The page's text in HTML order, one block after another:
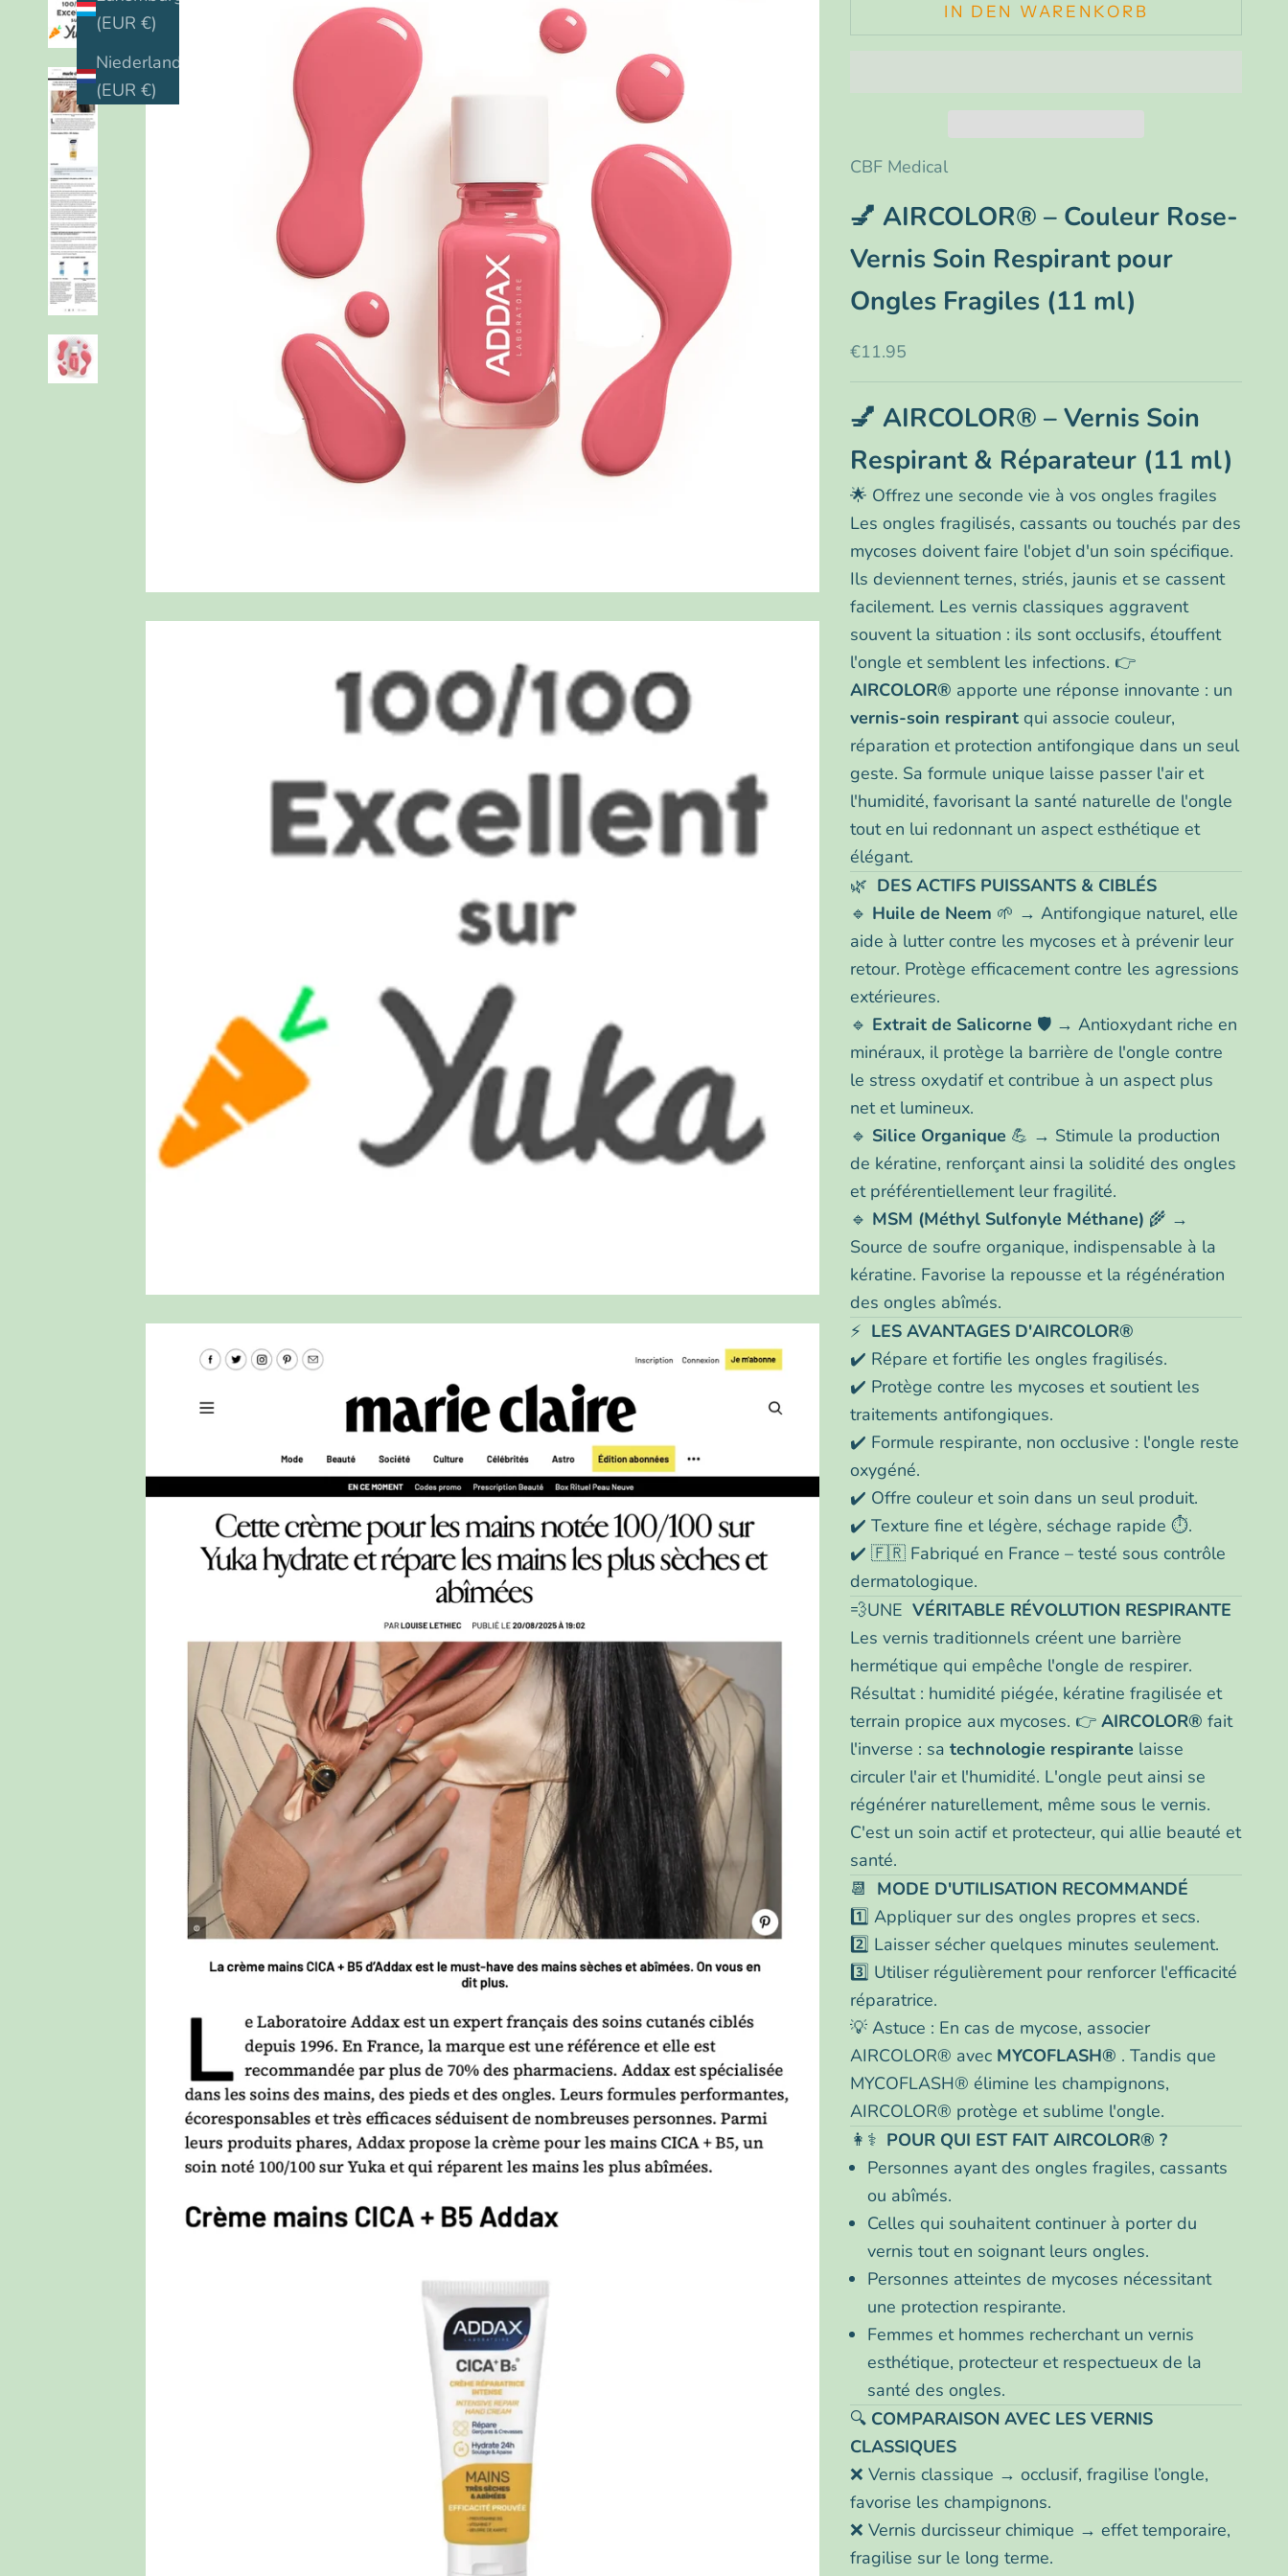
(EUR €)
Niederlande
(EUR €)
IN DEN WARENKORB
CBF Medical
💅 AIRCOLOR® – Couleur Rose-
Vernis Soin Respirant pour
Ongles Fragiles (11 ml)
Angebot
€11.95
💅 AIRCOLOR® – Vernis Soin
Respirant & Réparateur (11 ml)
🌟 Offrez une seconde vie à vos ongles fragiles
Les ongles fragilisés, cassants ou touchés par des
mycoses doivent faire l'objet d'un soin spécifique.
Ils deviennent ternes, striés, jaunis et se cassent
facilement. Les vernis classiques aggravent
souvent la situation : ils sont occlusifs, étouffent
l'ongle et semblent les infections. 👉
AIRCOLOR® apporte une réponse innovante : un
vernis-soin respirant qui associe couleur,
réparation et protection antifongique dans un seul
geste. Sa formule unique laisse passer l'air et
l'humidité, favorisant la santé naturelle de l'ongle
tout en lui redonnant un aspect esthétique et
élégant.
🌿 DES ACTIFS PUISSANTS & CIBLÉS
🔹 Huile de Neem 🌱 → Antifongique naturel, elle
aide à lutter contre les mycoses et à prévenir leur
retour. Protège efficacement contre les agressions
extérieures.
🔹 Extrait de Salicorne 🛡️ → Antioxydant riche en
minéraux, il protège la barrière de l'ongle contre
le stress oxydatif et contribue à un aspect plus
net et lumineux.
🔹 Silice Organique 💪 → Stimule la production
de kératine, renforçant ainsi la solidité des ongles
et préférentiellement leur fragilité.
🔹 MSM (Méthyl Sulfonyle Méthane) 🌾 →
Source de soufre organique, indispensable à la
kératine. Favorise la repousse et la régénération
des ongles abîmés.
⚡ LES AVANTAGES D'AIRCOLOR®
✔️ Répare et fortifie les ongles fragilisés.
✔️ Protège contre les mycoses et soutient les
traitements antifongiques.
✔️ Formule respirante, non occlusive : l'ongle reste
oxygéné.
✔️ Offre couleur et soin dans un seul produit.
✔️ Texture fine et légère, séchage rapide ⏱️.
✔️ 🇫🇷 Fabriqué en France – testé sous contrôle
dermatologique.
💨UNEVÉRITABLE RÉVOLUTION RESPIRANTE
Les vernis traditionnels créent une barrière
hermétique qui empêche l'ongle de respirer.
Résultat : humidité piégée, kératine fragilisée et
terrain propice aux mycoses. 👉AIRCOLOR® fait
l'inverse : satechnologie respirante laisse
circuler l'air et l'humidité. L'ongle peut ainsi se
régénérer naturellement, même sous le vernis.
C'est un soin actif et protecteur, qui allie beauté et
santé.
📆 MODE D'UTILISATION RECOMMANDÉ
1️⃣ Appliquer sur des ongles propres et secs.
2️⃣ Laisser sécher quelques minutes seulement.
3️⃣ Utiliser régulièrement pour renforcer l'efficacité
réparatrice.
💡 Astuce : En cas de mycose, associer
AIRCOLOR® avec MYCOFLASH® . Tandis que
MYCOFLASH® élimine les champignons,
AIRCOLOR® protège et sublime l'ongle.
👩⚕️ POUR QUI EST FAIT AIRCOLOR® ?
Personnes ayant des ongles fragiles, cassants
ou abîmés.
Celles qui souhaitent continuer à porter du
vernis tout en soignant leurs ongles.
Personnes atteintes de mycoses nécessitant
une protection respirante.
Femmes et hommes recherchant un vernis
esthétique, protecteur et respectueux de la
santé des ongles.
🔍 COMPARAISON AVEC LES VERNIS
CLASSIQUES
❌ Vernis classique → occlusif, fragilise l’ongle,
favorise les champignons.
❌ Vernis durcisseur chimique → effet temporaire,
fragilise sur le long terme.